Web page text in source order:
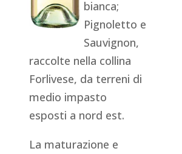
bianca;
Pignoletto e
Sauvignon,
raccolte nella collina
Forlivese, da terreni di
medio impasto
esposti a nord est.
La maturazione e